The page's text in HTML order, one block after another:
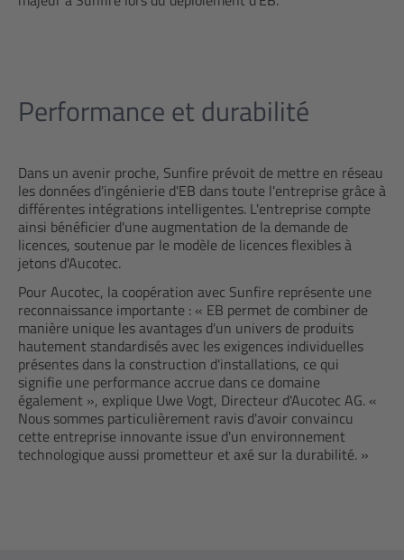
Performance et durabilité
Dans un avenir proche, Sunfire prévoit de mettre en réseau
les données d'ingénierie d'EB dans toute l'entreprise grâce à
différentes intégrations intelligentes. L'entreprise compte
ainsi bénéficier d'une augmentation de la demande de
licences, soutenue par le modèle de licences flexibles à
jetons d'Aucotec.
Pour Aucotec, la coopération avec Sunfire représente une
reconnaissance importante : « EB permet de combiner de
manière unique les avantages d'un univers de produits
hautement standardisés avec les exigences individuelles
présentes dans la construction d'installations, ce qui
signifie une performance accrue dans ce domaine
également », explique Uwe Vogt, Directeur d'Aucotec AG. «
Nous sommes particulièrement ravis d'avoir convaincu
cette entreprise innovante issue d'un environnement
technologique aussi prometteur et axé sur la durabilité. »